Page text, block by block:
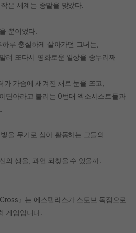
은 세계는 종말을 맞았다.
뿐이었다.
루 충실하게 살아가던 그녀는,
려 또다시 평화로운 일상을 송두리째
가 가슴에 새겨진 채로 눈을 뜨고,
단아라고 불리는 0번대 엑소시스트들과
을 무기로 삼아 활동하는 그들의
의 생을, 과연 되찾을 수 있을까.
』는 에스텔라스가 스토브 독점으로
게임입니다.